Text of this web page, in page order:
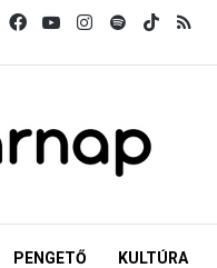
FacebookYouTubeInstagram
SpotifyTikTok
PENGETŐ KULTÚRA